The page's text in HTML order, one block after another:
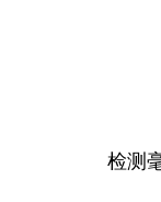
检测